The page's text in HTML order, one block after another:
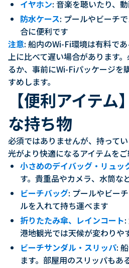
イヤホン: 音楽を聴いたり、
防水ケース: プールやビーチ
合に便利です
注意: 船内のWi-Fi環境は有料で
上に比べて遅い場合があります
るか、事前にWi-Fiパッケージを
すめします。
【便利アイテ
な持ち物
必須ではありませんが、持って
光がより快適になるアイテムをご
小さめのデイバッグ・リュッ
す。貴重品やカメラ、水筒な
ビーチバッグ: プールやビー
ルを入れて持ち運べます
折りたたみ傘、レインコート:
港地観光では天候が変わりや
ビーチサンダル・スリッパ:
ます。部屋用のスリッパもあ